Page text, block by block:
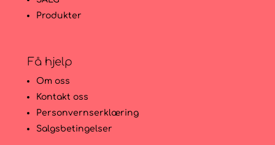
Produkter
Få hjelp
Om oss
Kontakt oss
Personvernserklæring
Salgsbetingelser